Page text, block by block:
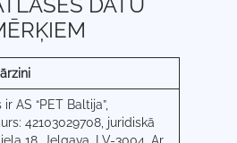
AS “PET Baltija”,
42103029708, juridiskā